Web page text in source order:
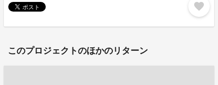
favorite
このプロジェクトのほかのリターン